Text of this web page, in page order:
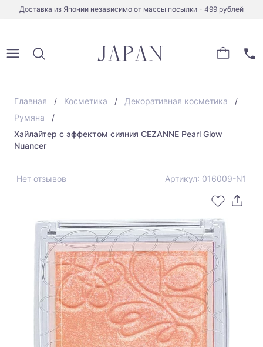
Доставка из Японии независимо от массы посылки - 499 рублей
Главная Косметика
Декоративная косметика
Румяна
Хайлайтер с эффектом сияния CEZANNE Pearl Glow
Nuancer
Нет отзывов Артикул: 016009-N1